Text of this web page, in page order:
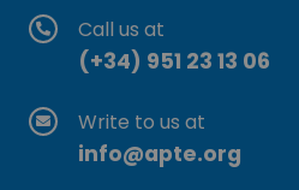
Call us at
(+34) 951 23 13 06
Write to us at
info@apte.org